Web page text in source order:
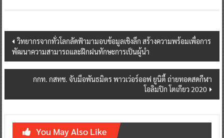
Post
navigation
วิทยากรจากทั่วโลกลัดฟ้ามามอบข้อมูลเชิงลึก สร้างความพร้อมเพื่อการ
พัฒนาความสามารถและฝึกฝนทักษะการเป็นผู้นำ
กกท. กสทช. จับมือพันธมิตร พาวเว่อร์ออฟ ยูนิตี้ ถ่ายทอดสดกีฬา
โอลิมปิก โตเกียว 2020
You May Also Like